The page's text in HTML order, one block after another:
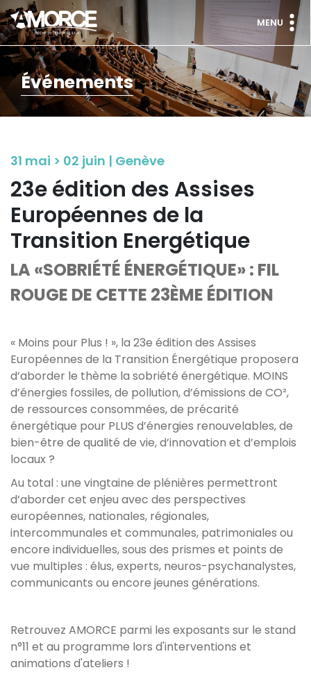
MENU
Événements
31 mai > 02 juin | Genève
23e édition des Assises
Européennes de la
Transition Energétique
LA «SOBRIÉTÉ ÉNERGÉTIQUE» : FIL
ROUGE DE CETTE 23ÈME ÉDITION
« Moins pour Plus ! », la 23e édition des Assises
Européennes de la Transition Énergétique proposera
d’aborder le thème la sobriété énergétique. MOINS
d’énergies fossiles, de pollution, d’émissions de CO²,
de ressources consommées, de précarité
énergétique pour PLUS d’énergies renouvelables, de
bien-être de qualité de vie, d’innovation et d’emplois
locaux ?
Au total : une vingtaine de plénières permettront
d’aborder cet enjeu avec des perspectives
européennes, nationales, régionales,
intercommunales et communales, patrimoniales ou
encore individuelles, sous des prismes et points de
vue multiples : élus, experts, neuros-psychanalystes,
communicants ou encore jeunes générations.
Retrouvez AMORCE parmi les exposants sur le stand
n°11 et au programme lors d'interventions et
animations d'ateliers !